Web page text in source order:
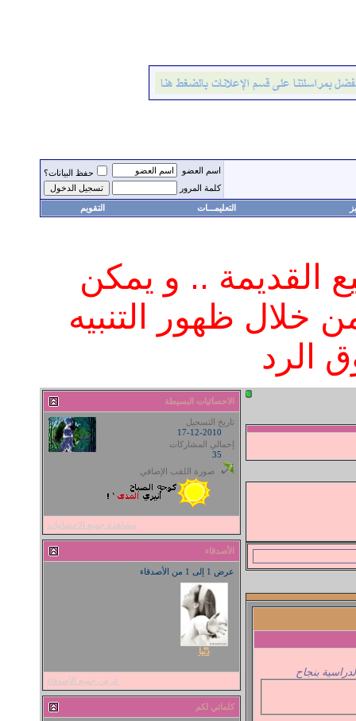
اسم العضو
حفظ البيانات؟
كلمة المرور
التعليمـــات التقويم
القديمة .. و يمكن
خلال ظهور التنبيه
الرد
بنجاح
الاحصائيات البسيطة
تاريخ التسجيل
17-12-2010
إجمالي المشاركات
35
صورة اللقب الإضافي
مشاهدة جميع الاحصائيات
الأصدقاء
عرض 1 إلى 1 من الأصدقاء
دُنْيا
عرض جميع الأصدقاء
كلماتي لكم